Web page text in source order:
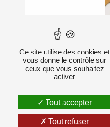
Ce site utilise des cookies et
vous donne le contrôle sur
ceux que vous souhaitez
activer
Tout accepter
Tout refuser